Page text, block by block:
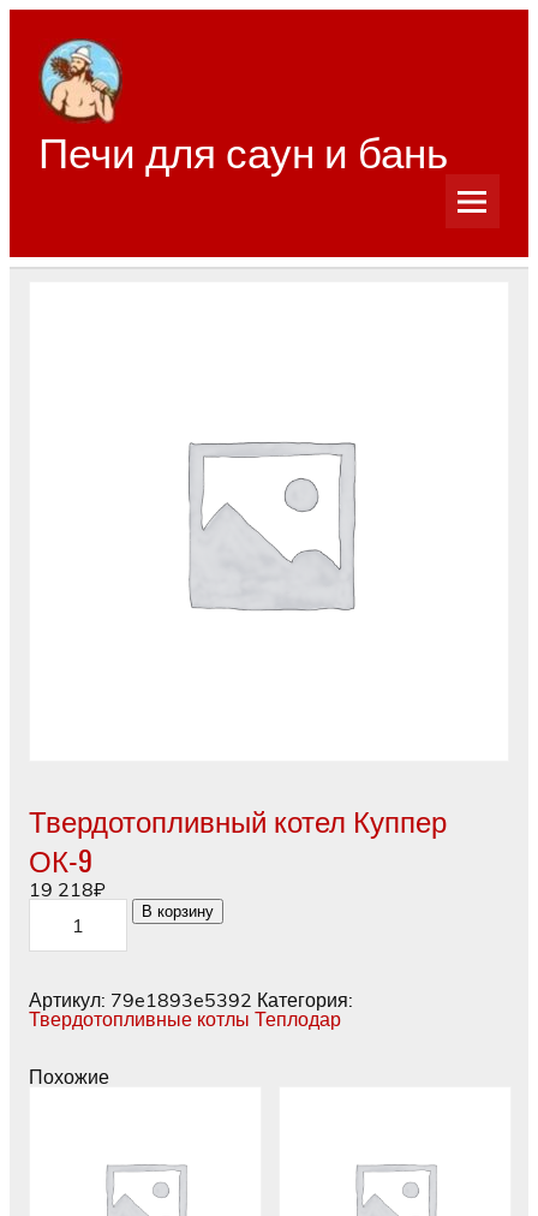
Перейти
содержимому
Печи для саун и бань
Твердотопливный котел Куппер
ОК-9
19 218₽
Количество
товара
Твердотопливный
ОК-9
В корзину
Артикул: 79e1893e5392 Категория:
Твердотопливные котлы Теплодар
Похожие